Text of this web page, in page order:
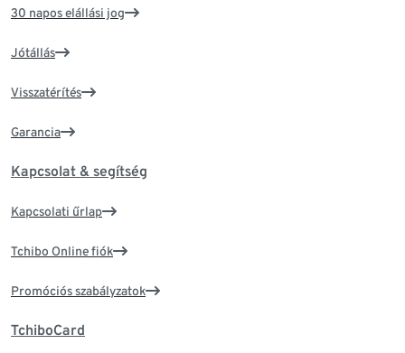
30 napos elállási jog
Jótállás
Visszatérítés
Garancia
Kapcsolat & segítség
Kapcsolati űrlap
Tchibo Online fiók
Promóciós szabályzatok
TchiboCard